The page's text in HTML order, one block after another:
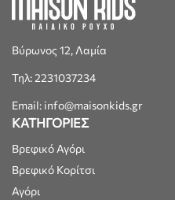
Βύρωνος 12, Λαμία
Τηλ: 2231037234
Email: info@maisonkids.gr
ΚΑΤΗΓΟΡΙΕΣ
Βρεφικό Αγόρι
Βρεφικό Κορίτσι
Αγόρι